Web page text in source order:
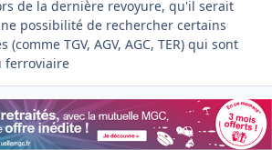
de la dernière revoyure, qu'il serait
possibilité de rechercher certains
TGV, AGV, AGC, TER) qui sont
ferroviaire